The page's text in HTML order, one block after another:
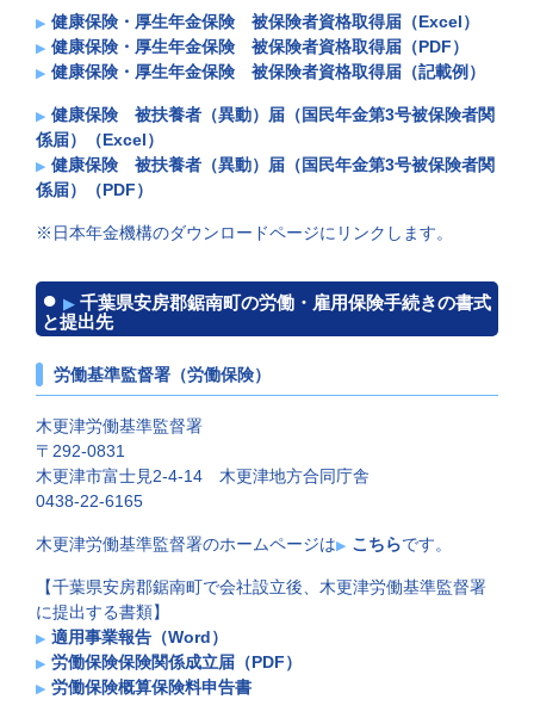
健康保険・厚生年金保険 被保険者資格取得届（Excel）
健康保険・厚生年金保険 被保険者資格取得届（PDF）
健康保険・厚生年金保険 被保険者資格取得届（記載例）
健康保険 被扶養者（異動）届（国民年金第3号被保険者関
係届）（Excel）
健康保険 被扶養者（異動）届（国民年金第3号被保険者関
係届）（PDF）
※日本年金機構のダウンロードページにリンクします。
千葉県安房郡鋸南町の労働・雇用保険手続きの書式
と提出先
労働基準監督署（労働保険）
木更津労働基準監督署
〒292-0831
木更津市富士見2-4-14 木更津地方合同庁舎
0438-22-6165
木更津労働基準監督署のホームページは こちらです。
【千葉県安房郡鋸南町で会社設立後、木更津労働基準監督署
に提出する書類】
適用事業報告（Word）
労働保険保険関係成立届（PDF）
労働保険概算保険料申告書